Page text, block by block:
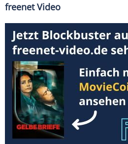
freenet Video